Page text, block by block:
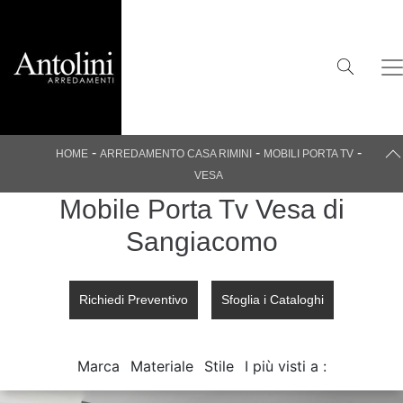
HOME- ARREDAMENTO CASA RIMINI - MOBILI PORTA TV -
VESA
Mobile Porta Tv Vesa di
Sangiacomo
Richiedi Preventivo Sfoglia i Cataloghi
Marca Materiale Stile I più visti a :